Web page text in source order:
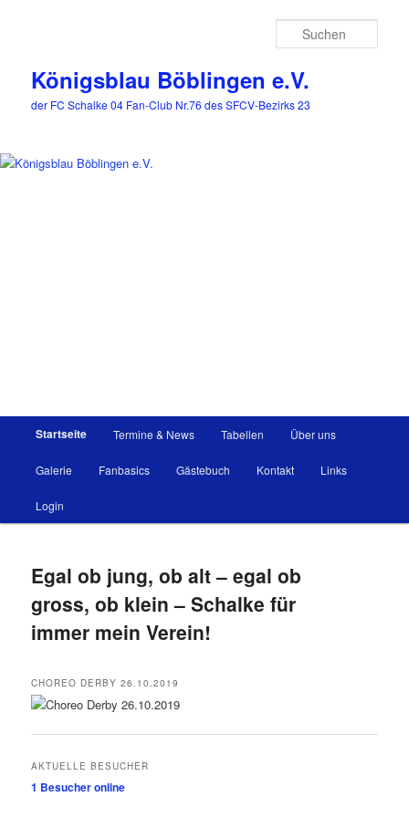
Königsblau Böblingen e.V.
der FC Schalke 04 Fan-Club Nr.76 des SFCV-Bezirks 23
HauptmenüStartseite Termine & News Tabellen Über uns
Galerie Fanbasics Gästebuch Kontakt Links
Login
Egal ob jung, ob alt – egal ob
gross, ob klein – Schalke für
immer mein Verein!
CHOREO DERBY 26.10.2019
AKTUELLE BESUCHER
1 Besucheronline